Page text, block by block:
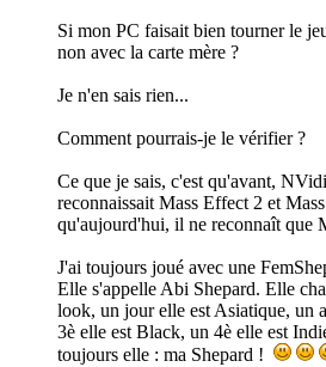
Si mon PC faisait bien tourner le
non avec la carte mère ?
Je n'en sais rien...
Comment pourrais-je le vérifier ?
Ce que je sais, c'est qu'avant,
reconnaissait Mass Effect 2 et
qu'aujourd'hui, il ne reconnaît que
J'ai toujours joué avec une
Elle s'appelle Abi Shepard. Elle
look, un jour elle est Asiatique, un
3è elle est Black, un 4è elle est
toujours elle : ma Shepard !